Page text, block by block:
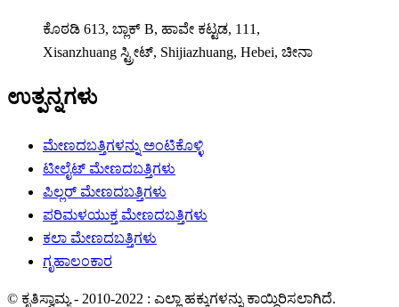
ಕೊಠಡಿ 613, ಬ್ಲಾಕ್ B, ಹಾವೇ ಕಟ್ಟಡ, 111,
Xisanzhuang ಸ್ಟ್ರೀಟ್, Shijiazhuang, Hebei, ಚೀನಾ
ಉತ್ಪನ್ನಗಳು
ಮೇಣದಬತ್ತಿಗಳನ್ನು ಅಂಟಿಕೊಳ್ಳಿ
ಟೀಲೈಟ್ ಮೇಣದಬತ್ತಿಗಳು
ಪಿಲ್ಲರ್ ಮೇಣದಬತ್ತಿಗಳು
ಪರಿಮಳಯುಕ್ತ ಮೇಣದಬತ್ತಿಗಳು
ಕಲಾ ಮೇಣದಬತ್ತಿಗಳು
ಗೃಹಾಲಂಕಾರ
© ಕೃತಿಸ್ವಾಮ್ಯ - 2010-2022 : ಎಲ್ಲಾ ಹಕ್ಕುಗಳನ್ನು ಕಾಯ್ದಿರಿಸಲಾಗಿದೆ.